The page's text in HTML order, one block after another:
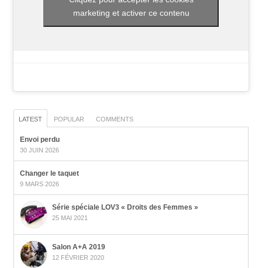
marketing et activer ce contenu
LATEST POPULAR COMMENTS
Envoi perdu
30 JUIN 2026
Changer le taquet
9 MARS 2026
Série spéciale LOV3 « Droits des Femmes »
25 MAI 2021
Salon A+A 2019
12 FÉVRIER 2020